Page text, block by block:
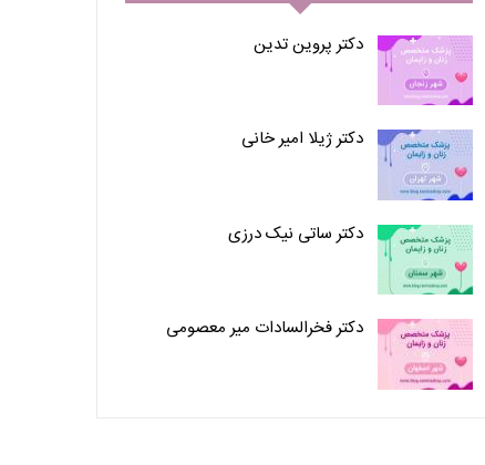
دکتر پروین تدین
دکتر ژیلا امیر خانی
دکتر ساتی نیک درزی
دکتر فخرالسادات میر معصومی